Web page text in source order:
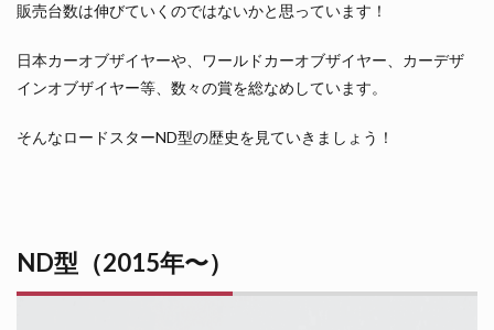
販売台数は伸びていくのではないかと思っています！
日本カーオブザイヤーや、ワールドカーオブザイヤー、カーデザ
インオブザイヤー等、数々の賞を総なめしています。
そんなロードスターND型の歴史を見ていきましょう！
ND型（2015年〜）